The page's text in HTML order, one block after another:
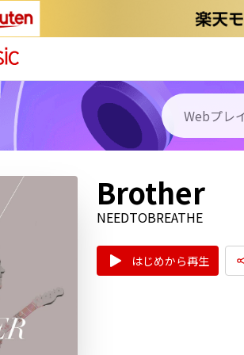
Brother
NEEDTOBREATHE
はじめから再生